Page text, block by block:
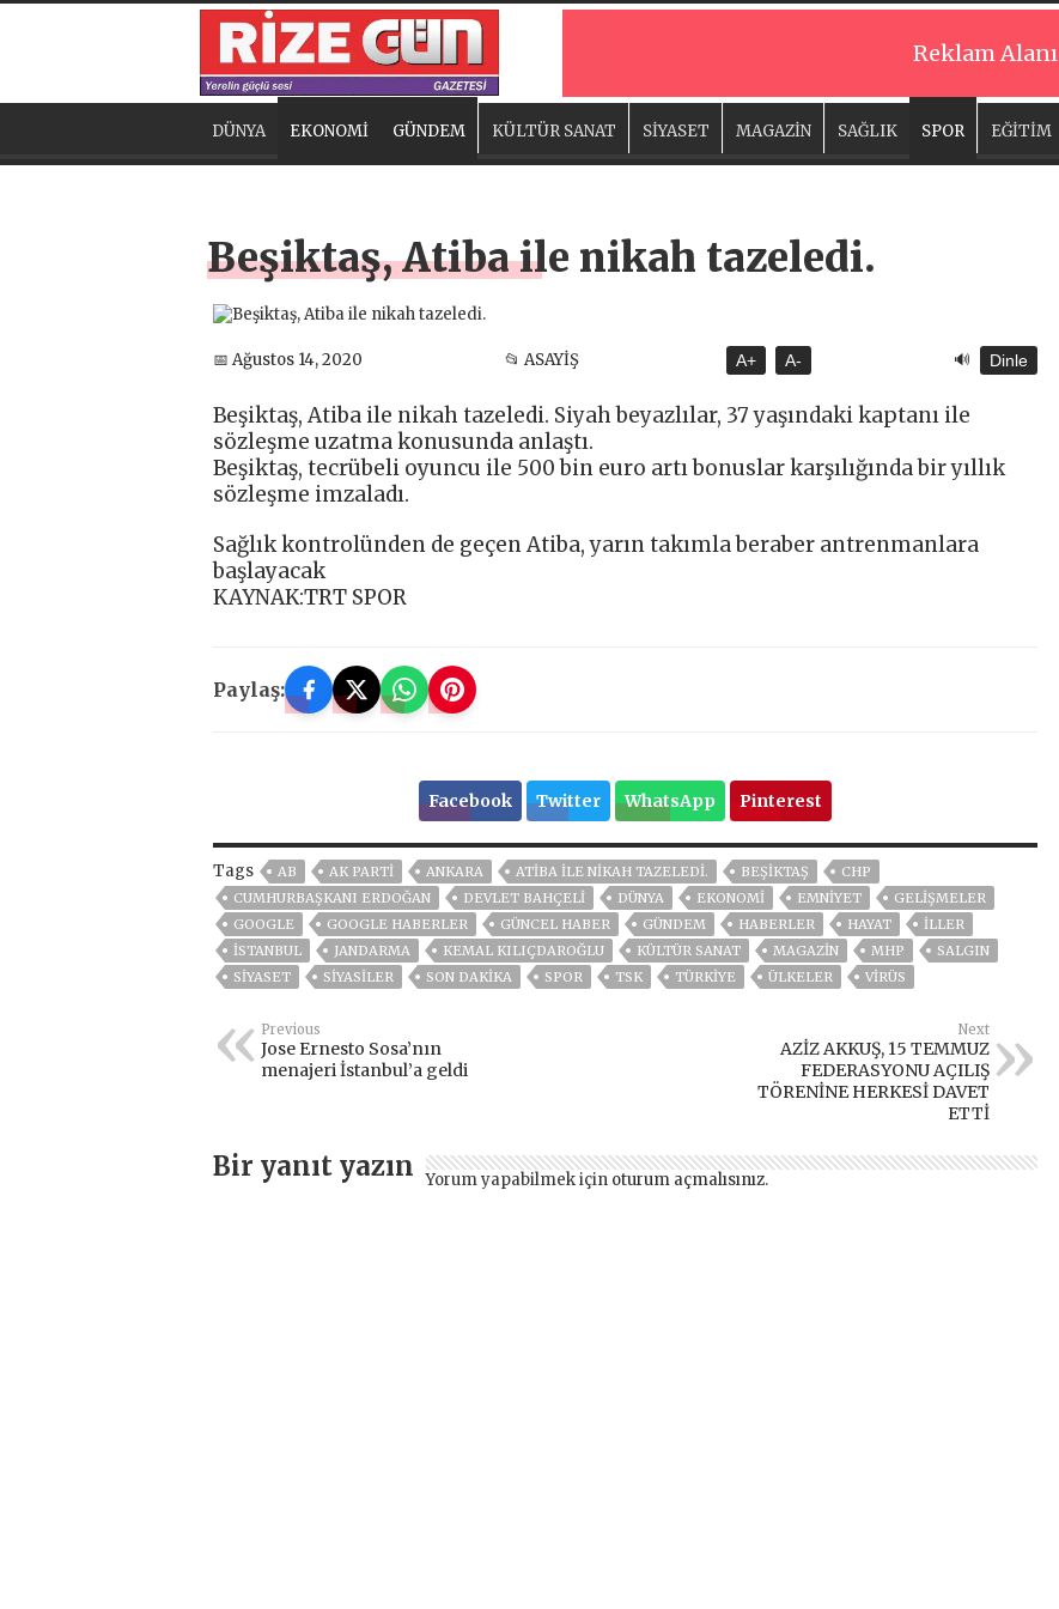
Reklam Alanı
DÜNYA EKONOMİ GÜNDEM KÜLTÜR SANAT SİYASET MAGAZİN SAĞLIK SPOR EĞİTİM
Beşiktaş, Atiba ile nikah tazeledi.
📅 Ağustos 14, 2020 📂 ASAYİŞ A+ A- 🔊 Dinle
Beşiktaş, Atiba ile nikah tazeledi. Siyah beyazlılar, 37 yaşındaki kaptanı ile
sözleşme uzatma konusunda anlaştı.
Beşiktaş, tecrübeli oyuncu ile 500 bin euro artı bonuslar karşılığında bir yıllık
sözleşme imzaladı.
Sağlık kontrolünden de geçen Atiba, yarın takımla beraber antrenmanlara
başlayacak
KAYNAK:TRT SPOR
Paylaş:
Facebook Twitter WhatsApp Pinterest
Tags AB AK PARTİ ANKARA ATIBA ILE NIKAH TAZELEDI. BEŞIKTAŞ
CHP
CUMHURBAŞKANI ERDOĞAN
DEVLET BAHÇELİ DÜNYA EKONOMİ EMNİYET
GELIŞMELER
GOOGLE
GOOGLE HABERLER GÜNCEL HABER GÜNDEM HABERLER HAYAT
İLLER
ISTANBUL
JANDARMA KEMAL KILIÇDAROĞLU KÜLTÜR SANAT MAGAZİN MHP
SALGIN
SİYASET
SİYASİLER SON DAKIKA SPOR TSK TÜRKİYE ÜLKELER VIRÜS
Previous
Jose Ernesto Sosa’nın
menajeri İstanbul’a geldi
Next
AZİZ AKKUŞ, 15 TEMMUZ
FEDERASYONU AÇILIŞ
TÖRENİNE HERKESİ DAVET
ETTİ
Bir yanıt yazın Yorum yapabilmek için oturum açmalısınız.